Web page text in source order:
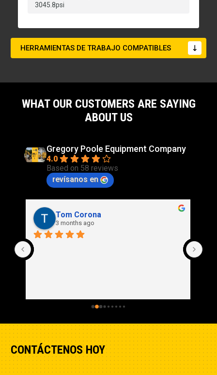
3045.8psi
HERRAMIENTAS DE TRABAJO COMPATIBLES
WHAT OUR CUSTOMERS ARE SAYING
ABOUT US
Gregory Poole Equipment Company
4.0
Based on 58 reviews
revísanos en
Rich Stidd
3 months ago
CONTÁCTENOS HOY